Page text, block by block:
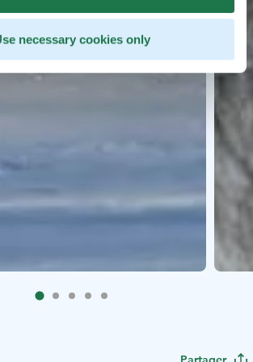
necessary cookies only